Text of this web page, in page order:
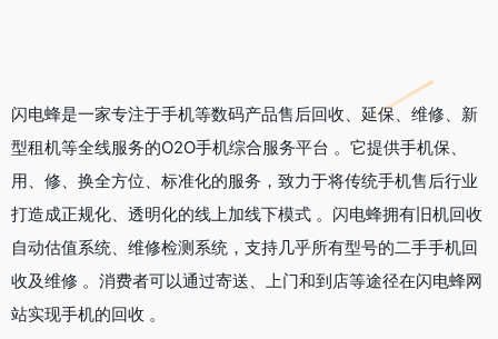
闪电蜂是一家专注于手机等数码产品售后回收、延保、维修、新
型租机等全线服务的O2O手机综合服务平台 。它提供手机保、
用、修、换全方位、标准化的服务，致力于将传统手机售后行业
打造成正规化、透明化的线上加线下模式 。闪电蜂拥有旧机回收
自动估值系统、维修检测系统，支持几乎所有型号的二手手机回
收及维修 。消费者可以通过寄送、上门和到店等途径在闪电蜂网
站实现手机的回收 。